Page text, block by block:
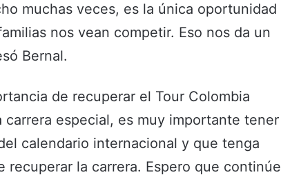
muchas veces, es la única oportunidad
nos vean competir. Eso nos da un
Bernal.
de recuperar el Tour Colombia
carrera especial, es muy importante tener
calendario internacional y que tenga
recuperar la carrera. Espero que continúe